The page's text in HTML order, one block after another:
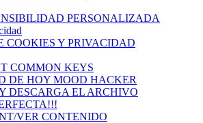
PERSONALIZADA
COOKIES Y PRIVACIDAD
COMMON KEYS
DE HOY MOOD HACKER
DESCARGA EL ARCHIVO
VER CONTENIDO